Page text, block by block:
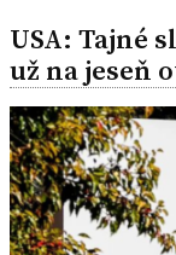
USA: Tajné
už na jeseň